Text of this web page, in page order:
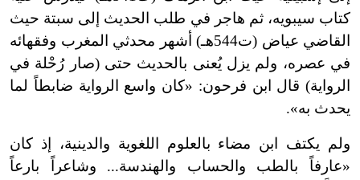
كتاب سيبويه، ثم هاجر في طلب الحديث إلى سبتة حيث
القاضي عياض (ت544هـ) أشهر محدثي المغرب وفقهائه
في عصره، ولم يزل يُعنى بالحديث حتى (صار رُحْلة في
الرواية) قال ابن فرحون: «كان واسع الرواية ضابطاً لما
يحدث به».
ولم يكتف ابن مضاء بالعلوم اللغوية والدينية، إذ كان
«عارفاً بالطب والحساب والهندسة... وشاعراً بارعاً